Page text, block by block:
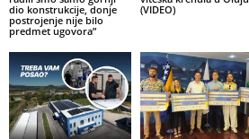
dio konstrukcije, donje
postrojenje nije bilo
predmet ugovora”
(VIDEO)